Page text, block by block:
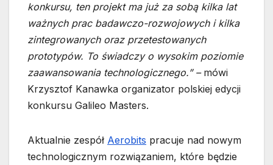
konkursu, ten projekt ma już za sobą kilka lat
ważnych prac badawczo-rozwojowych i kilka
zintegrowanych oraz przetestowanych
prototypów. To świadczy o wysokim poziomie
zaawansowania technologicznego.” – mówi
Krzysztof Kanawka organizator polskiej edycji
konkursu Galileo Masters.
Aktualnie zespół Aerobits pracuje nad nowym
technologicznym rozwiązaniem, które będzie